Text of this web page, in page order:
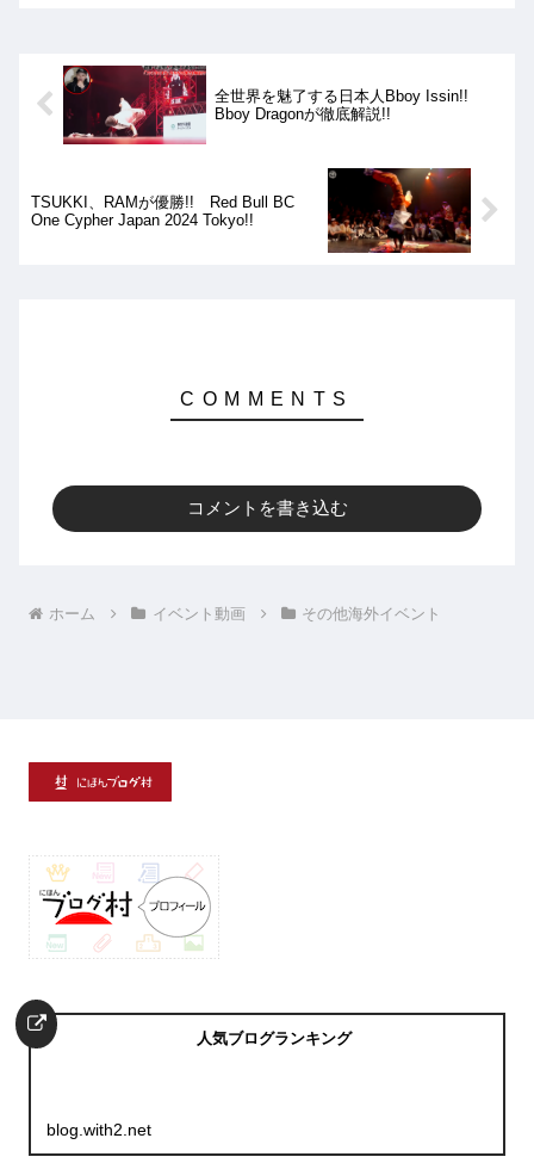
全世界を魅了する日本人Bboy Issin!!
Bboy Dragonが徹底解説!!
TSUKKI、RAMが優勝!! Red Bull BC
One Cypher Japan 2024 Tokyo!!
コメントを書き込む
ホーム イベント動画 その他海外イベント
人気ブログランキング
blog.with2.net